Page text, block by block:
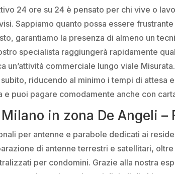
24 ore su 24 è pensato per chi vive o
Sappiamo quanto possa essere
garantiamo la presenza di almeno un
specialista raggiungerà rapidamente
un’attività commerciale lungo viale
riducendo al minimo i tempi di attesa
puoi pagare comodamente anche con
in zona De Angeli –
per antenne e parabole dedicati ai
di antenne terrestri e satellitari,
per condomini. Grazie alla nostra